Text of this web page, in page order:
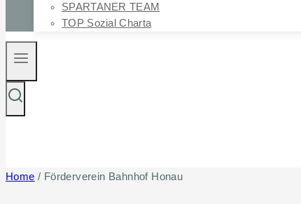
SPARTANER TEAM
TOP Sozial Charta
Home / Förderverein Bahnhof Honau